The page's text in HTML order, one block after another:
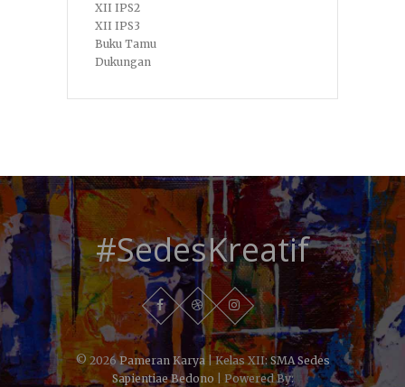
XII IPS2
XII IPS3
Buku Tamu
Dukungan
#SedesKreatif
© 2026Pameran Karya| Kelas XII:SMA Sedes
Sapientiae Bedono | Powered By: